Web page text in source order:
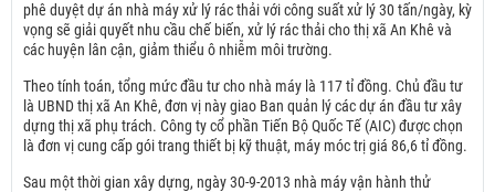
phê duyệt dự án nhà máy xử lý rác thải với công suất xử lý 30 tấn/ngày, kỳ
vọng sẽ giải quyết nhu cầu chế biến, xử lý rác thải cho thị xã An Khê và
các huyện lân cận, giảm thiểu ô nhiễm môi trường.
Theo tính toán, tổng mức đầu tư cho nhà máy là 117 tỉ đồng. Chủ đầu tư
là UBND thị xã An Khê, đơn vị này giao Ban quản lý các dự án đầu tư xây
dựng thị xã phụ trách. Công ty cổ phần Tiến Bộ Quốc Tế (AIC) được chọn
là đơn vị cung cấp gói trang thiết bị kỹ thuật, máy móc trị giá 86,6 tỉ đồng.
Sau một thời gian xây dựng, ngày 30-9-2013 nhà máy vận hành thử